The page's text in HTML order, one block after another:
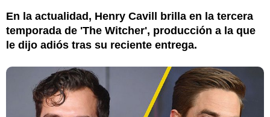
En la actualidad, Henry Cavill brilla en la tercera
temporada de 'The Witcher', producción a la que
le dijo adiós tras su reciente entrega.